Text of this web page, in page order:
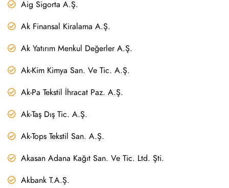
Aig Sigorta A.Ş.
Ak Finansal Kiralama A.Ş.
Ak Yatırım Menkul Değerler A.Ş.
Ak-Kim Kimya San. Ve Tic. A.Ş.
Ak-Pa Tekstil İhracat Paz. A.Ş.
Ak-Taş Dış Tic. A.Ş.
Ak-Tops Tekstil San. A.Ş.
Akasan Adana Kağıt San. Ve Tic. Ltd. Şti.
Akbank T.A.Ş.